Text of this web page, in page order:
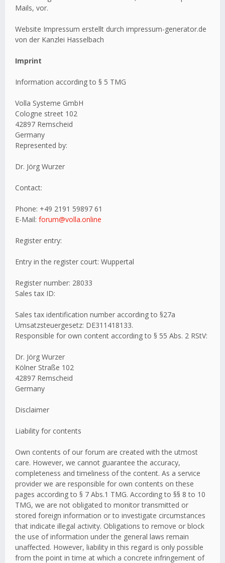
Mails, vor.
Website Impressum erstellt durch impressum-generator.de
von der Kanzlei Hasselbach
Imprint
Information according to § 5 TMG
Volla Systeme GmbH
Cologne street 102
42897 Remscheid
Germany
Represented by:
Dr. Jörg Wurzer
Contact:
Phone: +49 2191 59897 61
E-Mail: forum@volla.online
Register entry:
Entry in the register court: Wuppertal
Register number: 28033
Sales tax ID:
Sales tax identification number according to §27a
Umsatzsteuergesetz: DE311418133.
Responsible for own content according to § 55 Abs. 2 RStV:
Dr. Jörg Wurzer
Kölner Straße 102
42897 Remscheid
Germany
Disclaimer
Liability for contents
Own contents of our forum are created with the utmost
care. However, we cannot guarantee the accuracy,
completeness and timeliness of the content. As a service
provider we are responsible for own contents on these
pages according to § 7 Abs.1 TMG. According to §§ 8 to 10
TMG, we are not obligated to monitor transmitted or
stored foreign information or to investigate circumstances
that indicate illegal activity. Obligations to remove or block
the use of information under the general laws remain
unaffected. However, liability in this regard is only possible
from the point in time at which a concrete infringement of